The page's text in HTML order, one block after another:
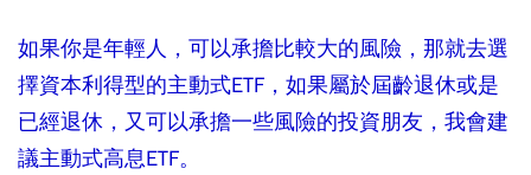
如果你是年輕人，可以承擔比較大的風險，那就去選
擇資本利得型的主動式ETF，如果屬於屆齡退休或是
已經退休，又可以承擔一些風險的投資朋友，我會建
議主動式高息ETF。